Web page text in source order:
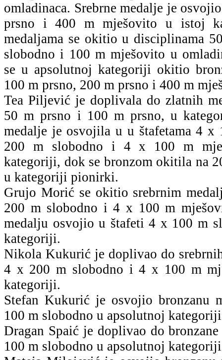
omladinaca. Srebrne medalje je
prsno i 400 m mješovito u istoj
medaljama se okitio u disciplinama
slobodno i 100 m mješovito u
se u apsolutnoj kategoriji okitio
100 m prsno, 200 m prsno i 400 m
Tea Piljević je doplivala do zlatnih
50 m prsno i 100 m prsno, u
medalje je osvojila u u štafetama 4 x
200 m slobodno i 4 x 100 m
kategoriji, dok se bronzom okitila na
u kategoriji pionirki.
Grujo Morić se okitio srebrnim
200 m slobodno i 4 x 100 m
medalju osvojio u štafeti 4 x 100 m
kategoriji.
Nikola Kukurić je doplivao do
4 x 200 m slobodno i 4 x 100 m
kategoriji.
Stefan Kukurić je osvojio bronzanu
100 m slobodno u apsolutnoj
Dragan Spaić je doplivao do
100 m slobodno u apsolutnoj